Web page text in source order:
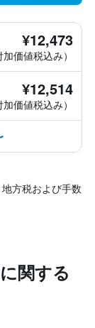
¥12,473
価値税込み）
¥12,514
価値税込み）
方税および手数
関する